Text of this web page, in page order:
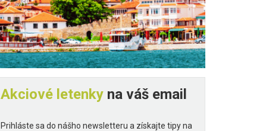
Akciové letenky na váš email
Prihláste sa do nášho newsletteru a získajte tipy na